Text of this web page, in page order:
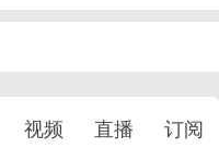
视频 直播
订阅